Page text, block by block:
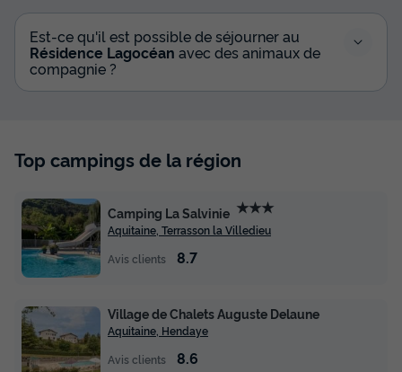
Est-ce qu'il est possible de séjourner au
Résidence Lagocéan avec des animaux de
compagnie ?
Top campings de la région
Camping La Salvinie ★★★
Aquitaine, Terrasson la Villedieu
Avis clients
8.7
Village de Chalets Auguste Delaune
Aquitaine, Hendaye
Avis clients
8.6